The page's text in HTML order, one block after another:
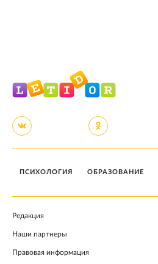
ПСИХОЛОГИЯ ОБРАЗОВАНИЕ
Редакция
Наши партнеры
Правовая информация